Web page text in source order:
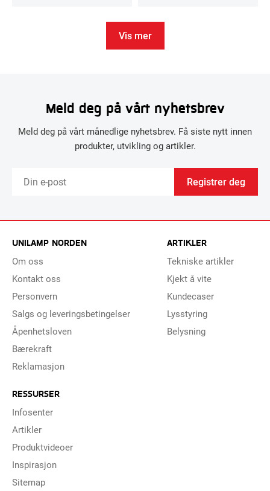
Vis mer
Meld deg på vårt nyhetsbrev
Meld deg på vårt månedlige nyhetsbrev. Få siste nytt innen
produkter, utvikling og artikler.
Registrer deg
UNILAMP NORDEN
Om oss
Kontakt oss
Personvern
Salgs og leveringsbetingelser
Åpenhetsloven
Bærekraft
Reklamasjon
ARTIKLER
Tekniske artikler
Kjekt å vite
Kundecaser
Lysstyring
Belysning
RESSURSER
Infosenter
Artikler
Produktvideoer
Inspirasjon
Sitemap